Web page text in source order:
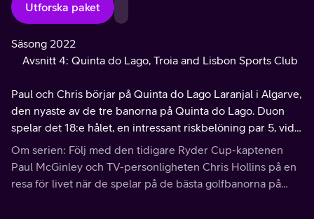
Utforska paket
Säsong 2022
Avsnitt 4: Quinta do Lago, Troia and Lisbon Sports Club
Paul och Chris börjar på Quinta do Lago Laranjal i Algarve,
den nyaste av de tre banorna på Quinta do Lago. Duon
spelar det 18:e hålet, en intressant riskbelöning par 5, vid
sjön.
Om serien: Följ med den tidigare Ryder Cup-kaptenen
Paul McGinley och TV-personligheten Chris Hollins på en
resa för livet när de spelar på de bästa golfbanorna på